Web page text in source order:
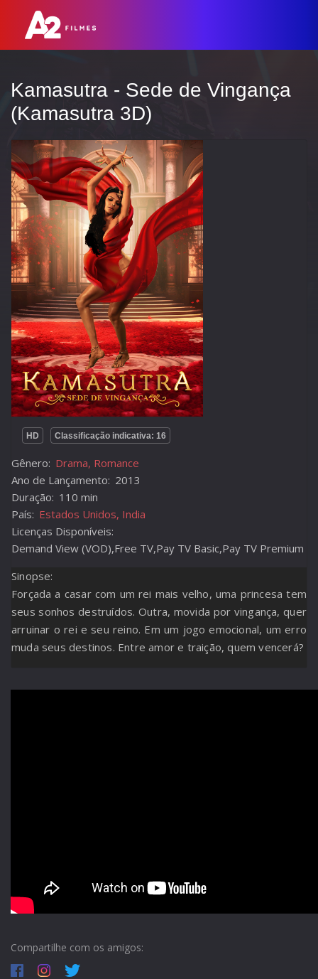
Kamasutra - Sede de Vingança
(Kamasutra 3D)
HD Classificação indicativa: 16
Gênero: Drama, Romance
Ano de Lançamento: 2013
Duração: 110 min
País: Estados Unidos, India
Licenças Disponíveis:
Demand View (VOD),Free TV,Pay TV Basic,Pay TV Premium
Sinopse:
Forçada a casar com um rei mais velho, uma princesa tem
seus sonhos destruídos. Outra, movida por vingança, quer
arruinar o rei e seu reino. Em um jogo emocional, um erro
muda seus destinos. Entre amor e traição, quem vencerá?
Compartilhe com os amigos: